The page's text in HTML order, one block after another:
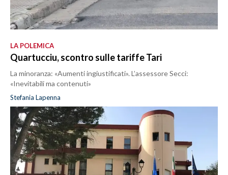
LA POLEMICA
Quartucciu, scontro sulle tariffe Tari
La minoranza: «Aumenti ingiustificati». L’assessore Secci:
«Inevitabili ma contenuti»
Stefania Lapenna